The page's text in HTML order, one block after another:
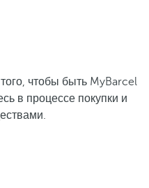
чтобы быть MyBarcel
в процессе покупки и